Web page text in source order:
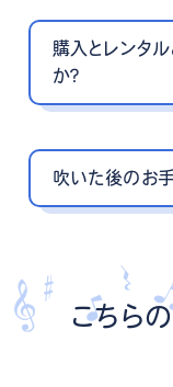
購入とレンタ
か？
吹いた後のお
こちら